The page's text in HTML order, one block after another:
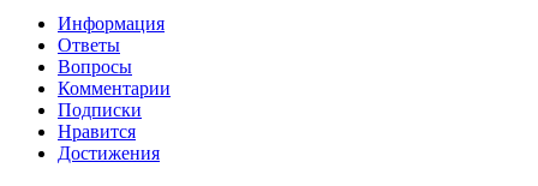
Информация
Ответы
Вопросы
Комментарии
Подписки
Нравится
Достижения